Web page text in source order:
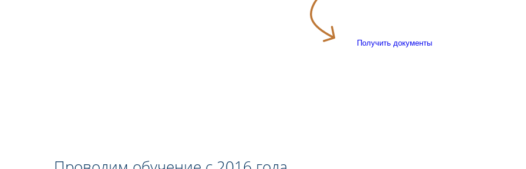
Получить документы